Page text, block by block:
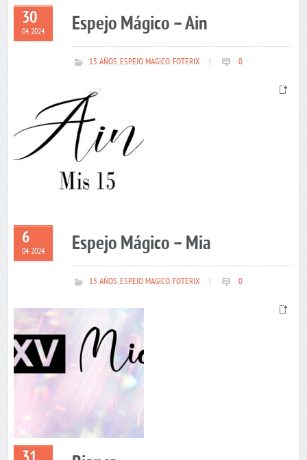
30
04 2024 Espejo Mágico – Ain
15 AÑOS,ESPEJO MAGICO,FOTERIX 0
6
04 2024 Espejo Mágico – Mia
15 AÑOS,ESPEJO MAGICO,FOTERIX 0